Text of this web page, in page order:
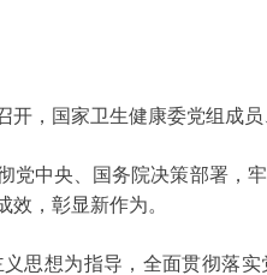
，国家卫生健康委党组成
中央、国务院决策部署，
，彰显新作为。
思想为指导，全面贯彻落